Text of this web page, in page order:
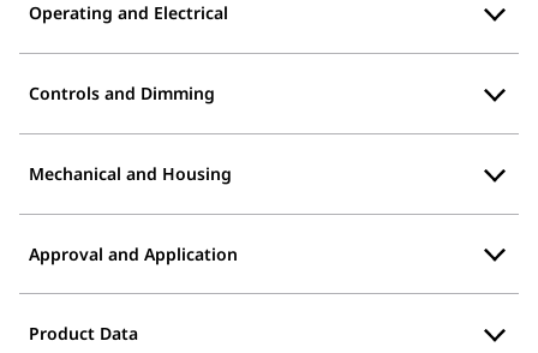
Operating and Electrical
Controls and Dimming
Mechanical and Housing
Approval and Application
Product Data